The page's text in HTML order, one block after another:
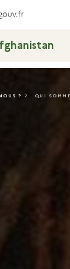
? QUI